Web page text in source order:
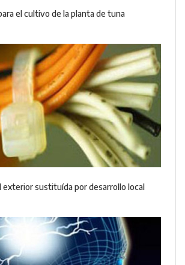
el cultivo de la planta de tuna
exterior sustituída por desarrollo local